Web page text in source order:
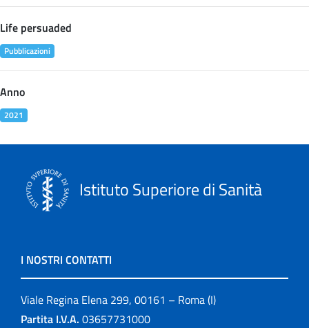
Life persuaded
Pubblicazioni
Anno
2021
Istituto Superiore di Sanità
I NOSTRI CONTATTI
Viale Regina Elena 299, 00161 – Roma (I)
Partita I.V.A. 03657731000